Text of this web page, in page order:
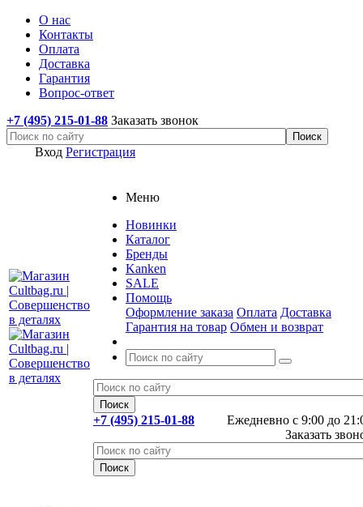
О нас
Контакты
Оплата
Доставка
Гарантия
Вопрос-ответ
+7 (495) 215-01-88 Заказать звонок
Вход Регистрация
Меню
Новинки
Каталог
Бренды
Kanken
SALE
Помощь
Оформление заказа Оплата Доставка
Гарантия на товар Обмен и возврат
Ежедневно с 9:00 до
+7 (495) 215-01-88
Заказать